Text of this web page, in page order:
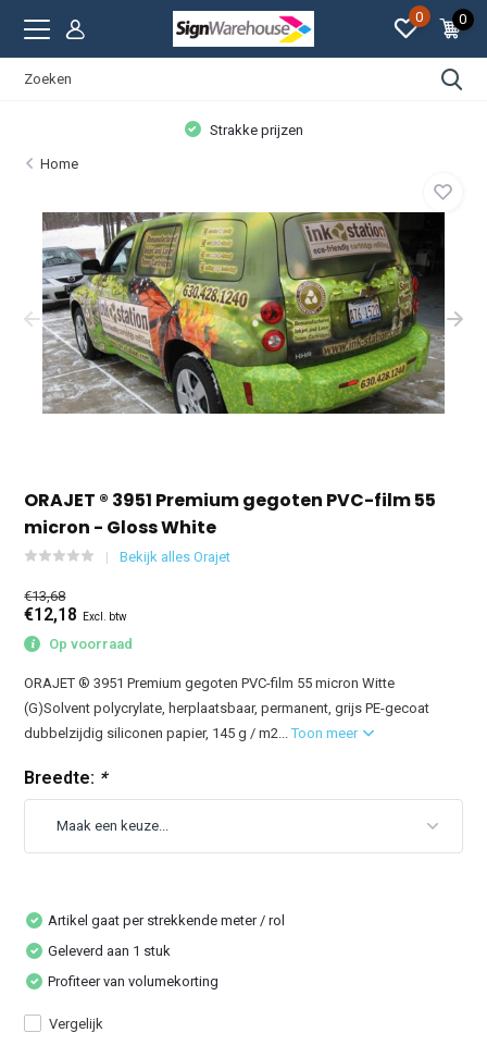
0 0
Strakke prijzen
Home
ORAJET ® 3951 Premium gegoten PVC-film 55
micron - Gloss White
Bekijk alles Orajet
€13,68
€12,18 Excl. btw
Op voorraad
ORAJET ® 3951 Premium gegoten PVC-film 55 micron Witte
(G)Solvent polycrylate, herplaatsbaar, permanent, grijs PE-gecoat
dubbelzijdig siliconen papier, 145 g / m2...Toon meer
Breedte: *
Artikel gaat per strekkende meter / rol
Geleverd aan 1 stuk
Profiteer van volumekorting
Vergelijk